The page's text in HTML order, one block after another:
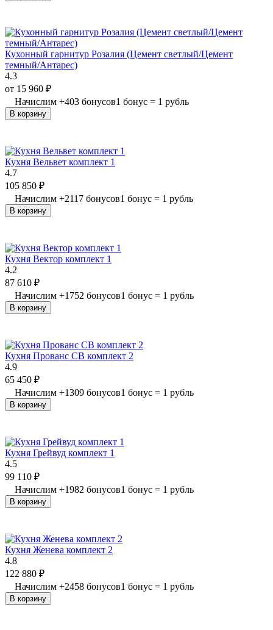
Кухонный гарнитур Розалия (Цемент светлый/Цемент
темный/Антарес)
4.3
от 15 960 ₽
Начислим +403 бонусов1 бонус = 1 рубль
В корзину
Кухня Вельвет комплект 1
4.7
105 850 ₽
Начислим +2117 бонусов1 бонус = 1 рубль
В корзину
Кухня Вектор комплект 1
4.2
87 610 ₽
Начислим +1752 бонусов1 бонус = 1 рубль
В корзину
Кухня Прованс СВ комплект 2
4.9
65 450 ₽
Начислим +1309 бонусов1 бонус = 1 рубль
В корзину
Кухня Грейвуд комплект 1
4.5
99 110 ₽
Начислим +1982 бонусов1 бонус = 1 рубль
В корзину
Кухня Женева комплект 2
4.8
122 880 ₽
Начислим +2458 бонусов1 бонус = 1 рубль
В корзину